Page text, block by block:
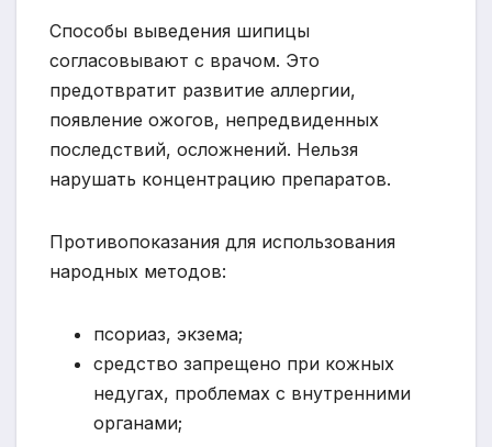
Способы выведения шипицы
согласовывают с врачом. Это
предотвратит развитие аллергии,
появление ожогов, непредвиденных
последствий, осложнений. Нельзя
нарушать концентрацию препаратов.
Противопоказания для использования
народных методов:
псориаз, экзема;
средство запрещено при кожных
недугах, проблемах с внутренними
органами;